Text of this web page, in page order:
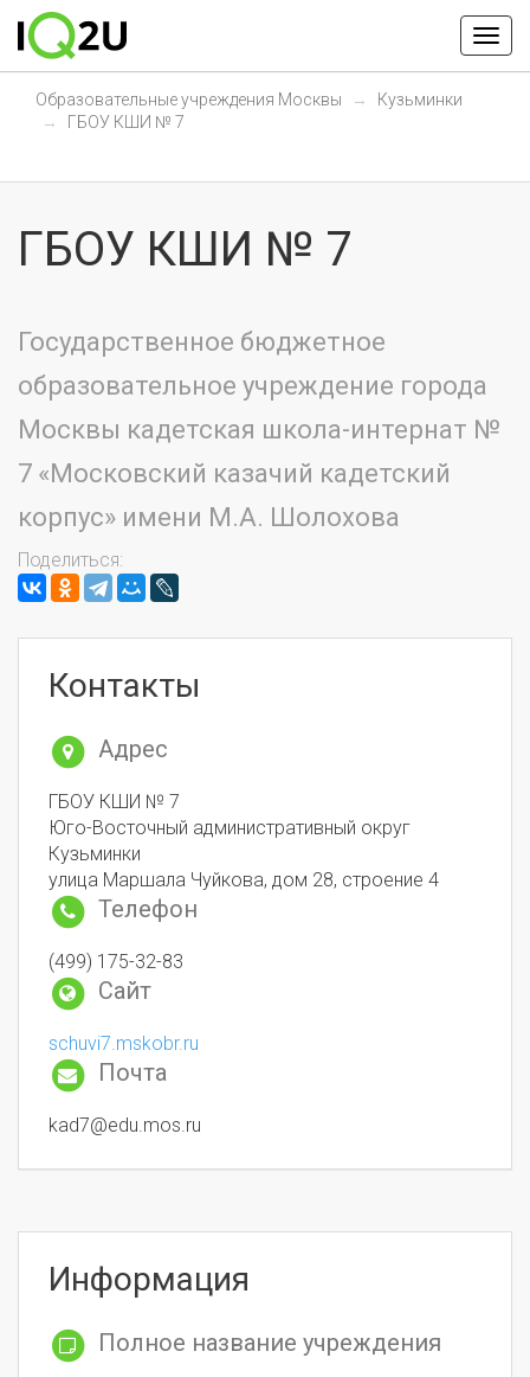
Образовательные учреждения Москвы
Кузьминки
ГБОУ КШИ № 7
ГБОУ КШИ № 7
Государственное бюджетное
образовательное учреждение города
Москвы кадетская школа-интернат №
7 «Московский казачий кадетский
корпус» имени М.А. Шолохова
Поделиться:
Контакты
Адрес
ГБОУ КШИ № 7
Юго-Восточный административный округ
Кузьминки
улица Маршала Чуйкова, дом 28, строение 4
Телефон
(499) 175-32-83
Сайт
schuvi7.mskobr.ru
Почта
kad7@edu.mos.ru
Информация
Полное название учреждения